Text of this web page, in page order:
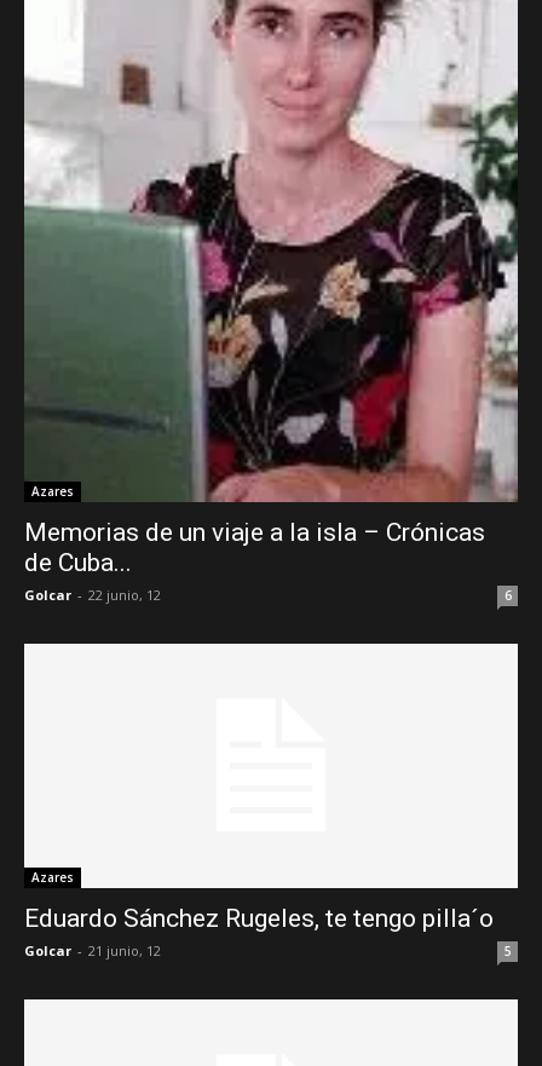
Azares
Memorias de un viaje a la isla – Crónicas
de Cuba...
Golcar - 22 junio, 12 6
Azares
Eduardo Sánchez Rugeles, te tengo pilla´o
Golcar - 21 junio, 12 5